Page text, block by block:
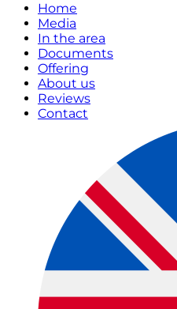
Home
Media
In the area
Documents
Offering
About us
Reviews
Contact